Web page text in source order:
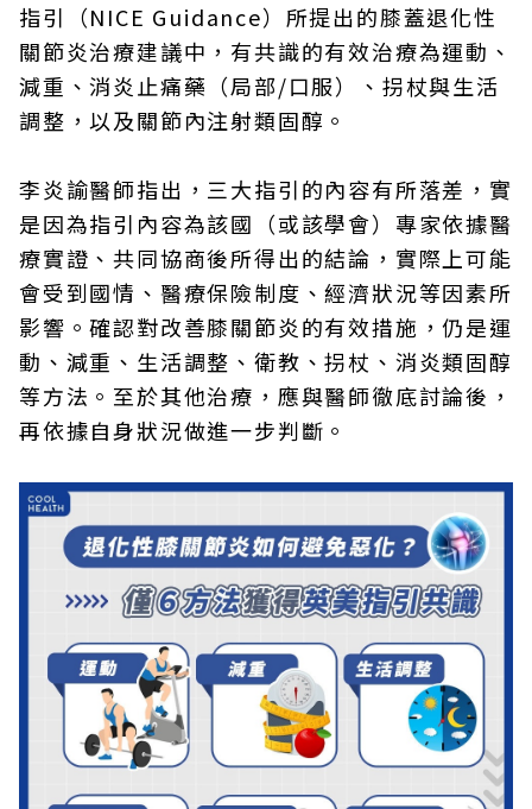
指引（NICE Guidance）所提出的膝蓋退化性
關節炎治療建議中，有共識的有效治療為運動、
減重、消炎止痛藥（局部/口服）、拐杖與生活
調整，以及關節內注射類固醇。
李炎諭醫師指出，三大指引的內容有所落差，實
是因為指引內容為該國（或該學會）專家依據醫
療實證、共同協商後所得出的結論，實際上可能
會受到國情、醫療保險制度、經濟狀況等因素所
影響。確認對改善膝關節炎的有效措施，仍是運
動、減重、生活調整、衛教、拐杖、消炎類固醇
等方法。至於其他治療，應與醫師徹底討論後，
再依據自身狀況做進一步判斷。